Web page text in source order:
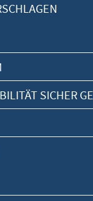
SICHER